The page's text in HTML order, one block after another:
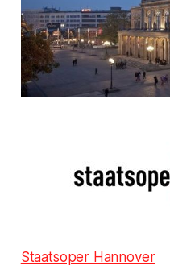
Staatsoper Hannover